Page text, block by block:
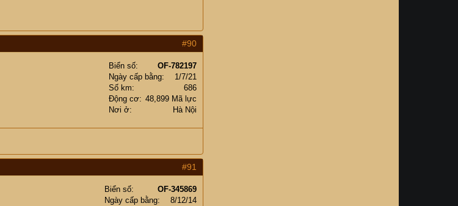
#90
Biển số
OF-782197
Ngày cấp bằng
1/7/21
Số km
686
Động cơ
48,899 Mã lực
Nơi ở
Hà Nội
#91
Biển số
OF-345869
Ngày cấp bằng
8/12/14